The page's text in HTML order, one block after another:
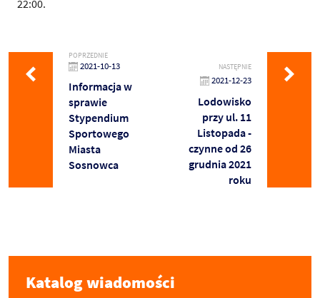
22:00.
POPRZEDNIE
2021-10-13
Informacja w
sprawie
Stypendium
Sportowego
Miasta
Sosnowca
NASTĘPNIE
2021-12-23
Lodowisko
przy ul. 11
Listopada -
czynne od 26
grudnia 2021
roku
Katalog wiadomości